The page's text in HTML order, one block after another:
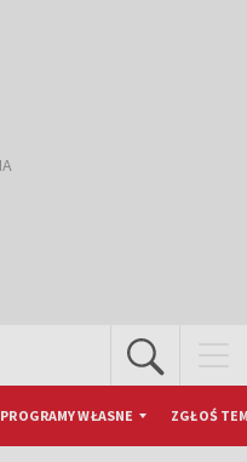
PROGRAMY WŁASNE ZGŁOŚ